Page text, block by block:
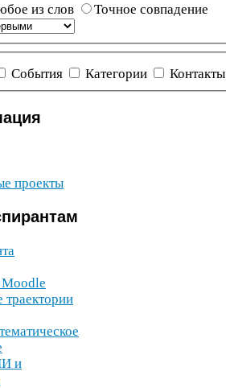
из слов
Точное совпадение
События Категории Контакты
проекты
траектории
и